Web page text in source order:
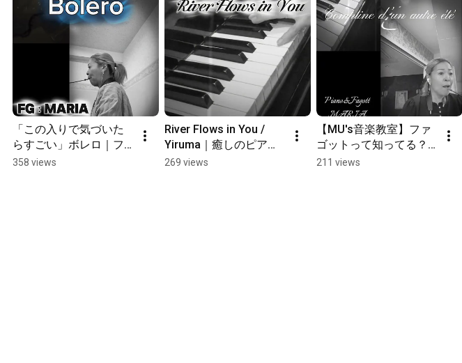
「この入りで気づいた
らすごい」ボレロ｜フ
ァゴット×エレクトーン
358 views
River Flows in You /
Yiruma｜癒しのピアノ
｜MU’s音楽教室
269 views
【MU's音楽教室】ファ
ゴットって知ってる？
ピアノと合わせたら泣
211 views